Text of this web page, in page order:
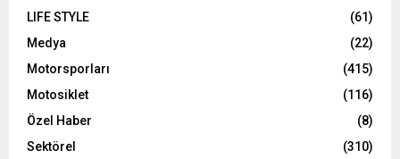
LIFE STYLE
(61)
Medya
(22)
Motorsporları
(415)
Motosiklet
(116)
Özel Haber
(8)
Sektörel
(310)